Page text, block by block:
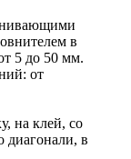
в
5 до 50 мм.
от
на клей, со
диагонали, в